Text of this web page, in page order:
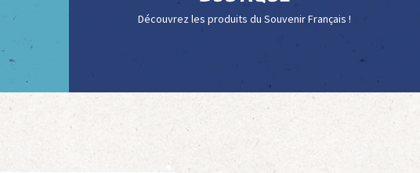
Découvrez les produits du Souvenir Français !